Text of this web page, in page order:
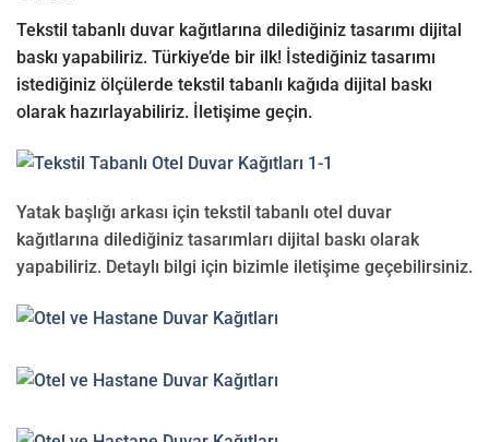
Tekstil tabanlı duvar kağıtlarına dilediğiniz tasarımı dijital
baskı yapabiliriz. Türkiye’de bir ilk! İstediğiniz tasarımı
istediğiniz ölçülerde tekstil tabanlı kağıda dijital baskı
olarak hazırlayabiliriz. İletişime geçin.
Yatak başlığı arkası için tekstil tabanlı otel duvar
kağıtlarına dilediğiniz tasarımları dijital baskı olarak
yapabiliriz. Detaylı bilgi için bizimle iletişime geçebilirsiniz.